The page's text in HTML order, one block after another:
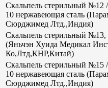
Скальпель стерильный
10 нержавеющая сталь
Сюрджимед Лтд.,Индия)
Скальпель стерильный
(Яньчэн Хуида Медикал
Ко,Лтд,КНР,Китай)
Скальпель стерильный
10 нержавеющая сталь
Сюрджимед Лтд.,Индия)